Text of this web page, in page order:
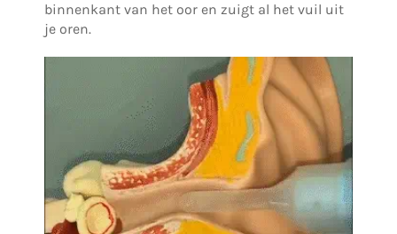
binnenkant van het oor en zuigt al het vuil uit
je oren.